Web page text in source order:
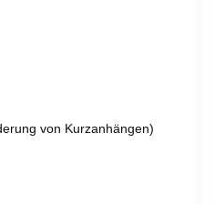
von Kurzanhängen)